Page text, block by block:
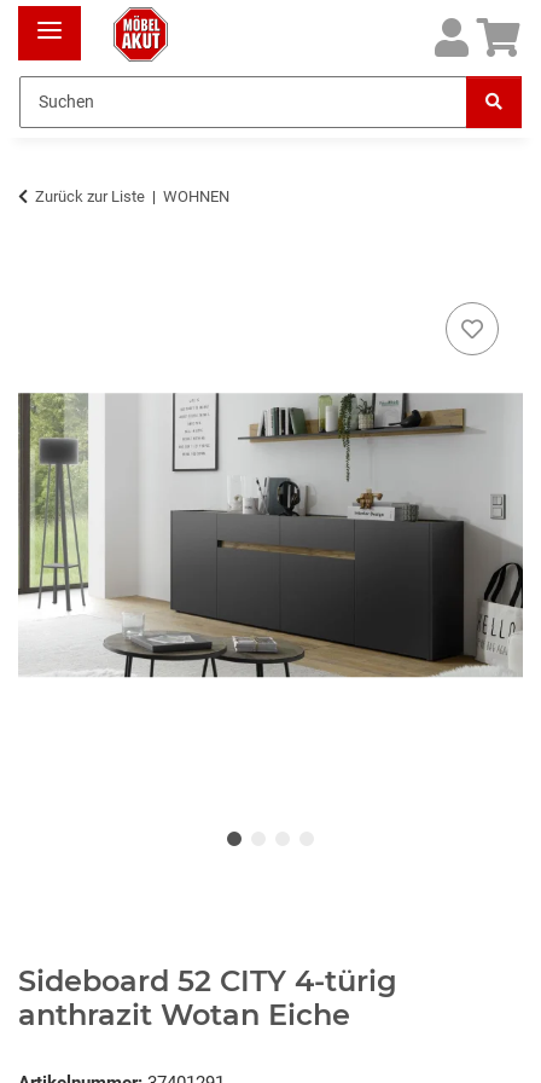
Zurück zur Liste WOHNEN
Sideboard 52 CITY 4-türig
anthrazit Wotan Eiche